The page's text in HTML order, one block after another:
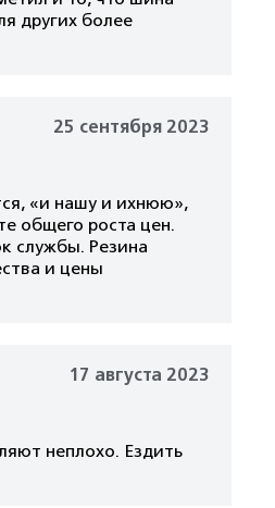
других более
25 сентября 2023
«и нашу и ихнюю»,
общего роста цен.
службы. Резина
и цены
17 августа 2023
неплохо. Ездить